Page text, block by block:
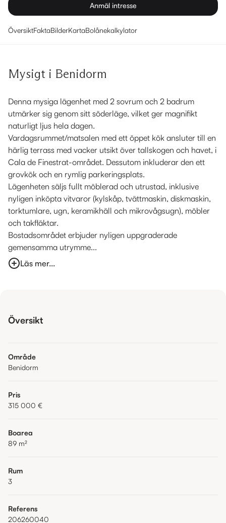
Anmäl intresse
ÖversiktFaktaBilderKartaBolånekalkylator
Mysigt i Benidorm
Denna mysiga lägenhet med 2 sovrum och 2 badrum
utmärker sig genom sitt söderläge, vilket ger magnifikt
naturligt ljus hela dagen.
Vardagsrummet/matsalen med ett öppet kök ansluter till en
härlig terrass med vacker utsikt över tallskogen och havet, i
Cala de Finestrat-området. Dessutom inkluderar den ett
grovkök och en rymlig parkeringsplats.
Lägenheten säljs fullt möblerad och utrustad, inklusive
nyligen inköpta vitvaror (kylskåp, tvättmaskin, diskmaskin,
torktumlare, ugn, keramikhäll och mikrovågsugn), möbler
och takfläktar.
Bostadsområdet erbjuder nyligen uppgraderade
gemensamma utrymme...
Läs mer...
Översikt
Område
Benidorm
Pris
315 000 €
Boarea
89 m²
Rum
3
Referens
206260040